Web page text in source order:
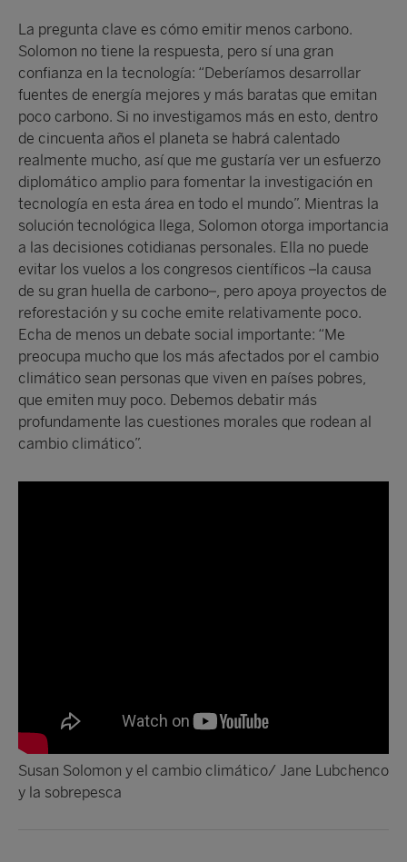
La pregunta clave es cómo emitir menos carbono.
Solomon no tiene la respuesta, pero sí una gran
confianza en la tecnología: “Deberíamos desarrollar
fuentes de energía mejores y más baratas que emitan
poco carbono. Si no investigamos más en esto, dentro
de cincuenta años el planeta se habrá calentado
realmente mucho, así que me gustaría ver un esfuerzo
diplomático amplio para fomentar la investigación en
tecnología en esta área en todo el mundo”. Mientras la
solución tecnológica llega, Solomon otorga importancia
a las decisiones cotidianas personales. Ella no puede
evitar los vuelos a los congresos científicos –la causa
de su gran huella de carbono–, pero apoya proyectos de
reforestación y su coche emite relativamente poco.
Echa de menos un debate social importante: “Me
preocupa mucho que los más afectados por el cambio
climático sean personas que viven en países pobres,
que emiten muy poco. Debemos debatir más
profundamente las cuestiones morales que rodean al
cambio climático”.
Susan Solomon y el cambio climático/ Jane Lubchenco
y la sobrepesca